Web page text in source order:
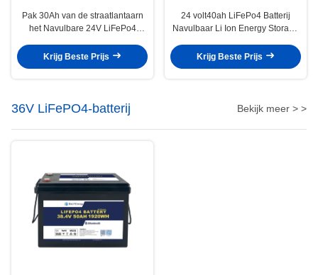
Pak 30Ah van de straatlantaarn
het Navulbare 24V LiFePo4
Krijg Beste Prijs
24 volt40ah LiFePo4 Batterij
Navulbaar Li Ion Energy Storage
Krijg Beste Prijs
36V LiFePO4-batterij Bekijk meer > >